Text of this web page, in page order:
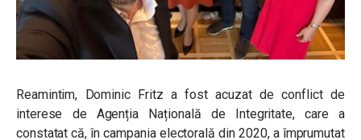
Reamintim, Dominic Fritz a fost acuzat de conflict de
interese de Agenția Națională de Integritate, care a
constatat că, în campania electorală din 2020, a împrumutat